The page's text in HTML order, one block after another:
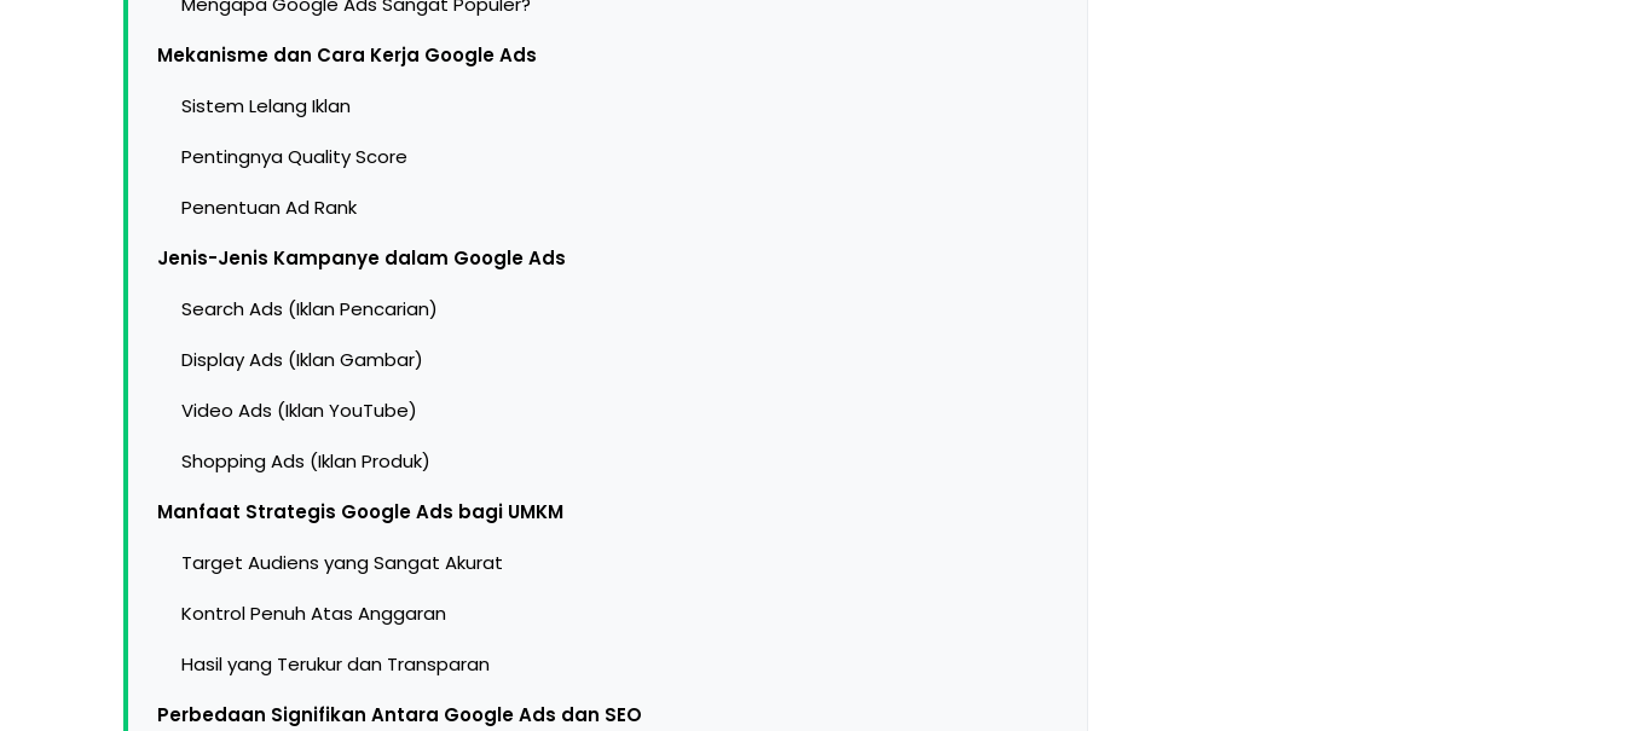
Mekanisme dan Cara Kerja Google Ads
Sistem Lelang Iklan
Pentingnya Quality Score
Penentuan Ad Rank
Jenis-Jenis Kampanye dalam Google Ads
Search Ads (Iklan Pencarian)
Display Ads (Iklan Gambar)
Video Ads (Iklan YouTube)
Shopping Ads (Iklan Produk)
Manfaat Strategis Google Ads bagi UMKM
Target Audiens yang Sangat Akurat
Kontrol Penuh Atas Anggaran
Hasil yang Terukur dan Transparan
Perbedaan Signifikan Antara Google Ads dan SEO